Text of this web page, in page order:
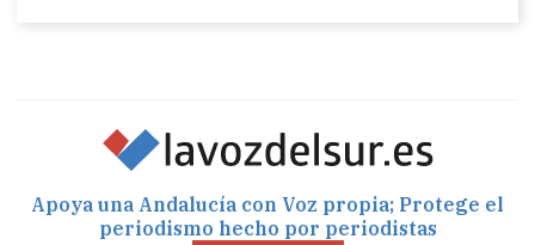
Apoya una Andalucía con Voz propia; Protege el
periodismo hecho por periodistas